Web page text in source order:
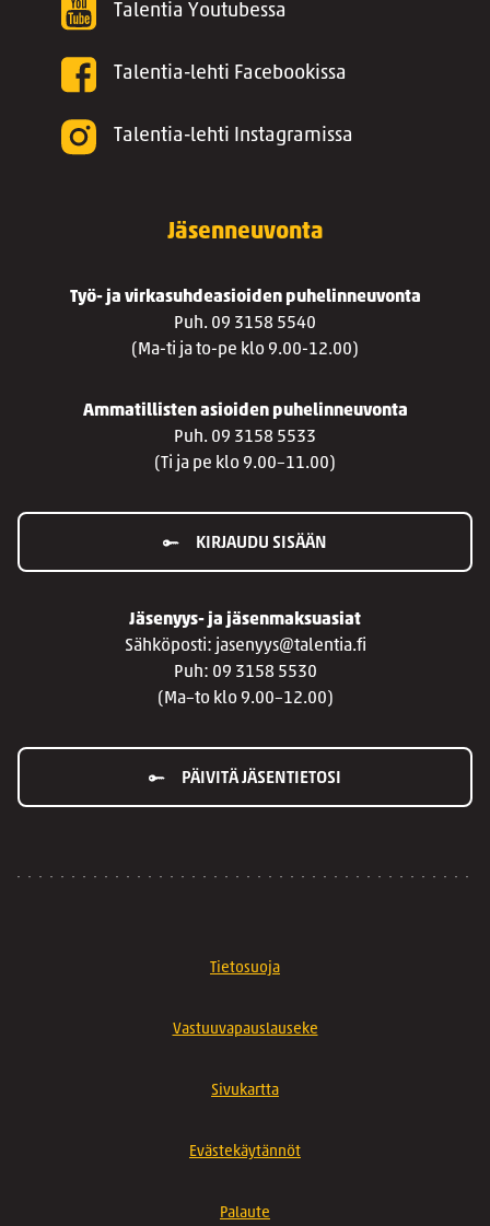
Talentia Youtubessa
Talentia-lehti Facebookissa
Talentia-lehti Instagramissa
Jäsenneuvonta
Työ- ja virkasuhdeasioiden puhelinneuvonta
Puh. 09 3158 5540
(Ma-ti ja to-pe klo 9.00-12.00)
Ammatillisten asioiden puhelinneuvonta
Puh. 09 3158 5533
(Ti ja pe klo 9.00–11.00)
KIRJAUDU SISÄÄN
Jäsenyys- ja jäsenmaksuasiat
Sähköposti: jasenyys@talentia.fi
Puh: 09 3158 5530
(Ma–to klo 9.00–12.00)
PÄIVITÄ JÄSENTIETOSI
Tietosuoja
Vastuuvapauslauseke
Sivukartta
Evästekäytännöt
Palaute